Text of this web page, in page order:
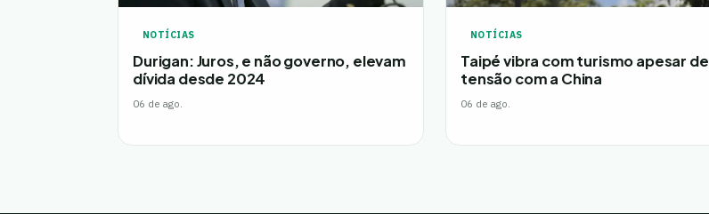
NOTÍCIAS
Durigan: Juros, e não governo, elevam
dívida desde 2024
06 de ago.
NOTÍCIAS
Taipé vibra com turismo apesar de
tensão com a China
06 de ago.